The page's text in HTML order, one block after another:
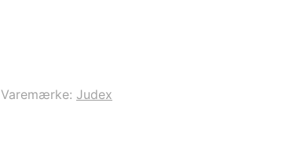
Varemærke: Judex